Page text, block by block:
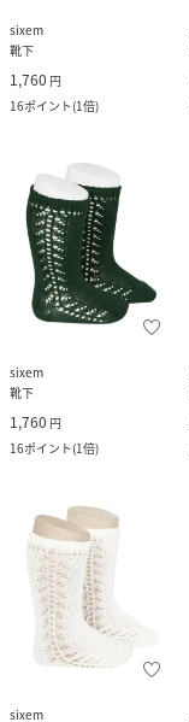
sixem
靴下
1,760 円
16ポイント(1倍)
sixem
靴下
1,760 円
16ポイント(1倍)
sixem